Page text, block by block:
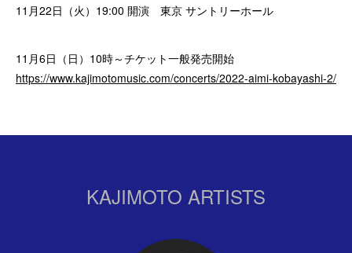
11月22日（火）19:00 開演 東京 サントリーホール
11月6日（日）10時～チケット一般発売開始
https://www.kajimotomusic.com/concerts/2022-aimi-kobayashi-2/
KAJIMOTO ARTISTS